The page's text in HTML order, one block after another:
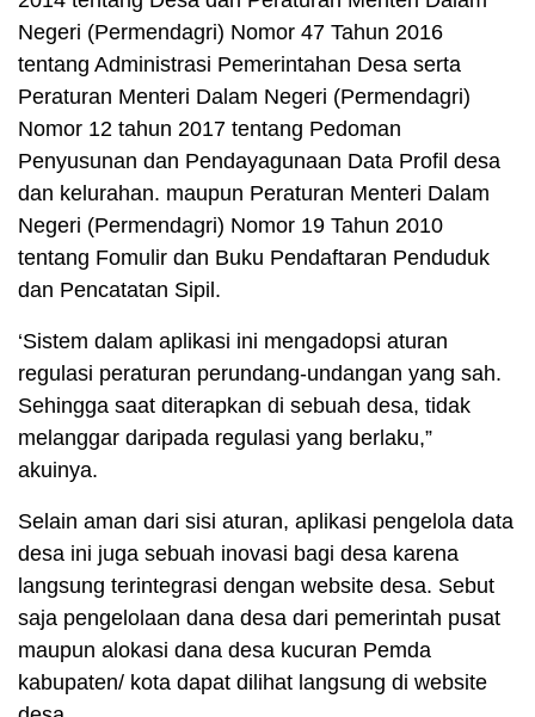
Negeri (Permendagri) Nomor 47 Tahun 2016
tentang Administrasi Pemerintahan Desa serta
Peraturan Menteri Dalam Negeri (Permendagri)
Nomor 12 tahun 2017 tentang Pedoman
Penyusunan dan Pendayagunaan Data Profil desa
dan kelurahan. maupun Peraturan Menteri Dalam
Negeri (Permendagri) Nomor 19 Tahun 2010
tentang Fomulir dan Buku Pendaftaran Penduduk
dan Pencatatan Sipil.
‘Sistem dalam aplikasi ini mengadopsi aturan
regulasi peraturan perundang-undangan yang sah.
Sehingga saat diterapkan di sebuah desa, tidak
melanggar daripada regulasi yang berlaku,”
akuinya.
Selain aman dari sisi aturan, aplikasi pengelola data
desa ini juga sebuah inovasi bagi desa karena
langsung terintegrasi dengan website desa. Sebut
saja pengelolaan dana desa dari pemerintah pusat
maupun alokasi dana desa kucuran Pemda
kabupaten/ kota dapat dilihat langsung di website